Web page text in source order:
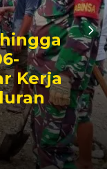
Surplus